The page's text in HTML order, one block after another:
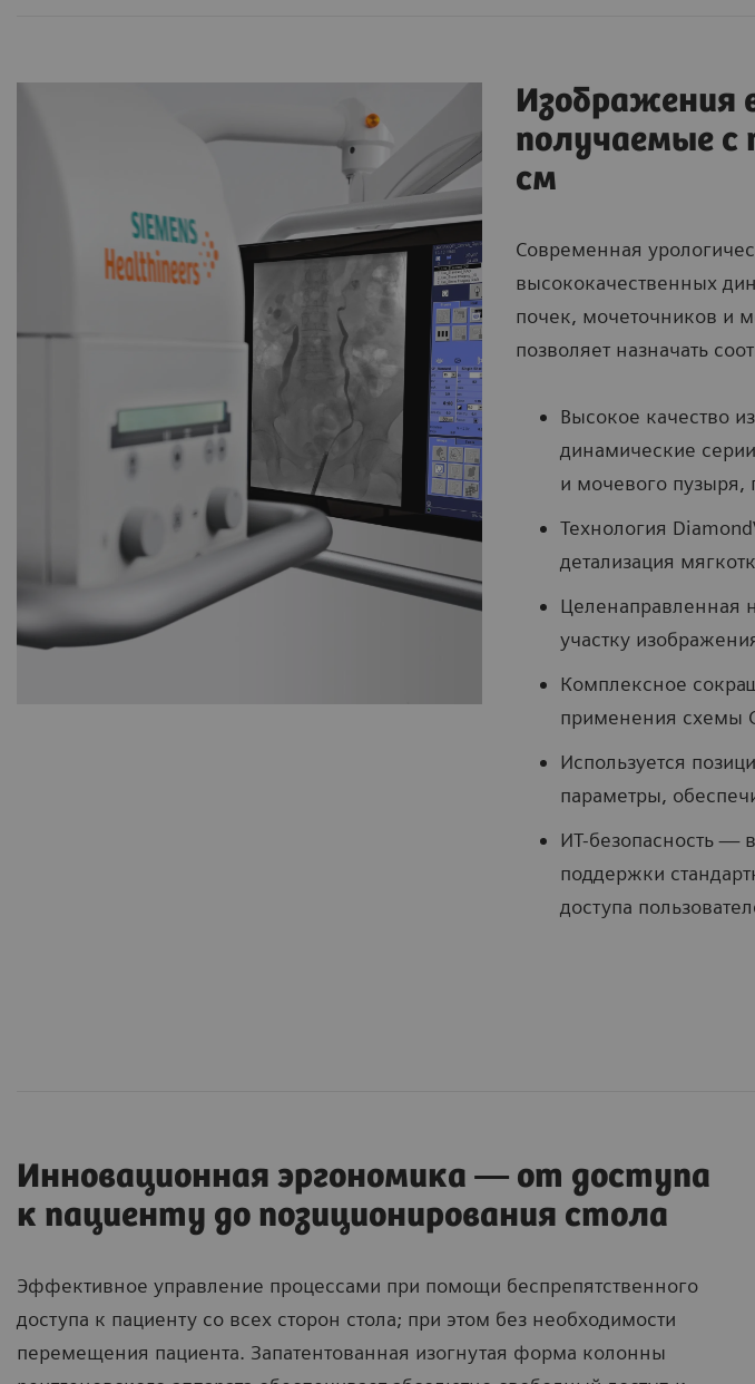
Изображения
получаемые
см
Современная
высококачественных
почек, мочеточников и
позволяет назначать
Высокое качество
динамические
и мочевого пузыря,
Технология
детализация
Целенаправленная
участку
Комплексное
применения схемы
Используется
параметры,
ИТ-безопасность —
поддержки
доступа
Инновационная эргономика — от доступа
к пациенту до позиционирования стола
Эффективное управление процессами при помощи беспрепятственного
доступа к пациенту со всех сторон стола; при этом без необходимости
перемещения пациента. Запатентованная изогнутая форма колонны